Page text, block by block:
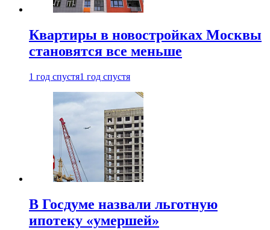
Квартиры в новостройках Москвы
становятся все меньше
1 год спустя1 год спустя
В Госдуме назвали льготную
ипотеку «умершей»